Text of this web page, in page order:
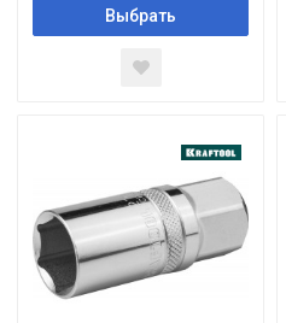
Выбрать